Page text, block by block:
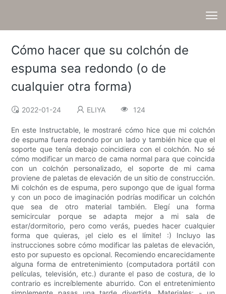
Cómo hacer que su colchón de
espuma sea redondo (o de
cualquier otra forma)
2022-01-24 ELIYA 124
En este Instructable, le mostraré cómo hice que mi colchón
de espuma fuera redondo por un lado y también hice que el
soporte que tenía debajo coincidiera con el colchón. No sé
cómo modificar un marco de cama normal para que coincida
con un colchón personalizado, el soporte de mi cama
proviene de paletas de elevación de un sitio de construcción.
Mi colchón es de espuma, pero supongo que de igual forma
y con un poco de imaginación podrías modificar un colchón
que sea de otro material también. Elegí una forma
semicircular porque se adapta mejor a mi sala de
estar/dormitorio, pero como verás, puedes hacer cualquier
forma que quieras, ¡el cielo es el límite! :) Incluyo las
instrucciones sobre cómo modificar las paletas de elevación,
esto por supuesto es opcional. Recomiendo encarecidamente
alguna forma de entretenimiento (computadora portátil con
películas, televisión, etc.) durante el paso de costura, de lo
contrario es increíblemente aburrido. Con el entretenimiento